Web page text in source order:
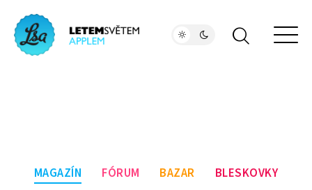
MAGAZÍN FÓRUM BAZAR BLESKOVKY